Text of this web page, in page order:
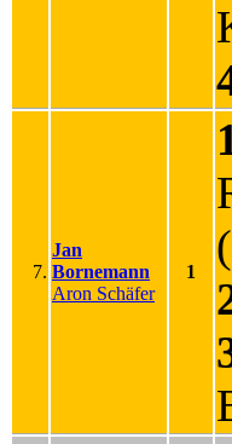
7.
Jan
Bornemann
Aron Schäfer
1